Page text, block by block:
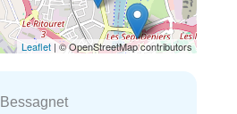
Leaflet | © OpenStreetMap contributors
Bessagnet